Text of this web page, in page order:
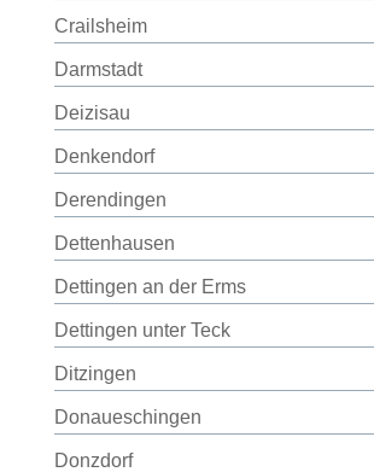
Crailsheim
Darmstadt
Deizisau
Denkendorf
Derendingen
Dettenhausen
Dettingen an der Erms
Dettingen unter Teck
Ditzingen
Donaueschingen
Donzdorf